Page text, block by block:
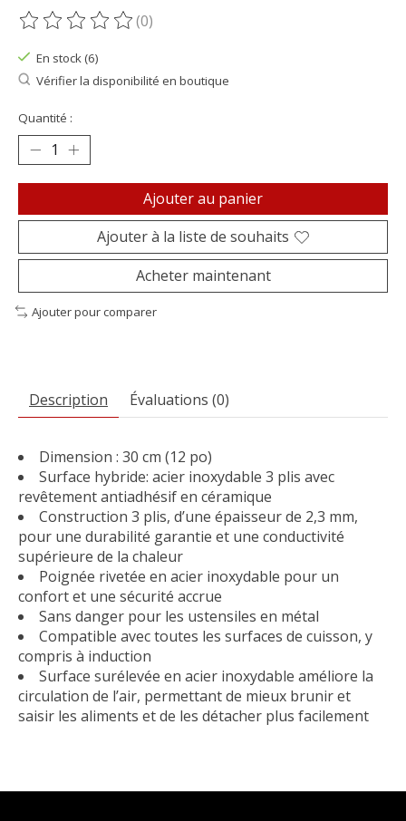
Ce produit est évalué à
(0)
En stock (6)
Vérifier la disponibilité en boutique
Quantité :
Ajouter au panier
Ajouter à la liste de souhaits
Acheter maintenant
Ajouter pour comparer
Description Évaluations (0)
Dimension : 30 cm (12 po)
Surface hybride: acier inoxydable 3 plis avec
revêtement antiadhésif en céramique
Construction 3 plis, d’une épaisseur de 2,3 mm,
pour une durabilité garantie et une conductivité
supérieure de la chaleur
Poignée rivetée en acier inoxydable pour un
confort et une sécurité accrue
Sans danger pour les ustensiles en métal
Compatible avec toutes les surfaces de cuisson, y
compris à induction
Surface surélevée en acier inoxydable améliore la
circulation de l’air, permettant de mieux brunir et
saisir les aliments et de les détacher plus facilement